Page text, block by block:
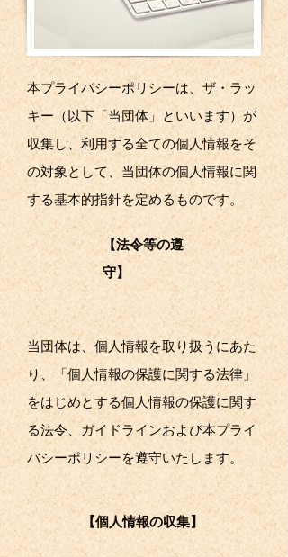
本プライバシーポリシーは、ザ・ラッ
キー（以下「当団体」といいます）が
収集し、利用する全ての個人情報をそ
の対象として、当団体の個人情報に関
する基本的指針を定めるものです。
【法令等の遵
守】
当団体は、個人情報を取り扱うにあた
り、「個人情報の保護に関する法律」
をはじめとする個人情報の保護に関す
る法令、ガイドラインおよび本プライ
バシーポリシーを遵守いたします。
【個人情報の収集】